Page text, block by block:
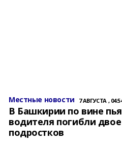
Местные новости 7 АВГУСТА ,
В Башкирии по вине
водителя погибли двое
подростков